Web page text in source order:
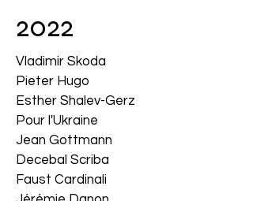
2022
Vladimir Skoda
Pieter Hugo
Esther Shalev-Gerz
Pour l'Ukraine
Jean Gottmann
Decebal Scriba
Faust Cardinali